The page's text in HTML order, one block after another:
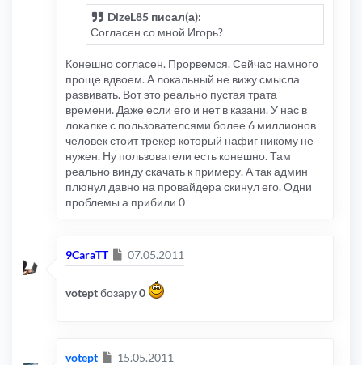
DizeL85 писал(а):
Согласен со мной Игорь?
Конешно согласен. Прорвемся. Сейчас намного
проще вдвоем. А локальный не вижу смысла
развивать. Вот это реально пустая трата
времени. Даже если его и нет в казани. У нас в
локалке с пользователсями более 6 миллионов
человек стоит трекер который нафиг никому не
нужен. Ну пользователи есть конешно. Там
реально винду скачать к примеру. А так админ
плюнул давно на провайдера скинул его. Одни
проблемы а прибили 0
9CaraTT Сообщение
07.05.2011
voteptбозару0
votept Сообщение
15.05.2011